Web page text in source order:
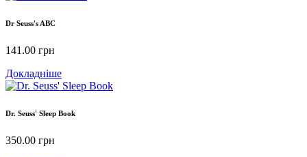
Dr Seuss's ABC
141.00 грн
Докладніше
Dr. Seuss' Sleep Book
350.00 грн